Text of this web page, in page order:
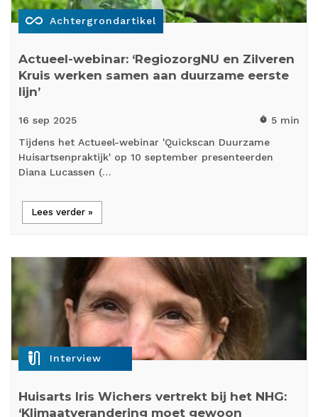
all_inclusive Achtergrondartikel
Actueel-webinar: ‘RegiozorgNU en Zilveren
Kruis werken samen aan duurzame eerste
lijn’
16 sep 2025 timer 5 min
Tijdens het Actueel-webinar 'Quickscan Duurzame
Huisartsenpraktijk' op 10 september presenteerden
Diana Lucassen (…
Lees verder »
mic_external_on Interview
Huisarts Iris Wichers vertrekt bij het NHG:
‘Klimaatverandering moet gewoon